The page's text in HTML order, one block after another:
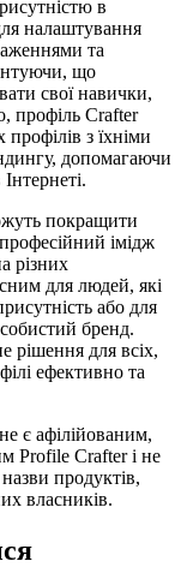
в
налаштування
та
що
свої навички,
профіль Crafter
профілів з їхніми
допомагаючи
покращити
імідж
різних
для людей, які
або для
бренд.
рішення для всіх,
ефективно та
є афілійованим,
Profile Crafter і не
продуктів,
власників.